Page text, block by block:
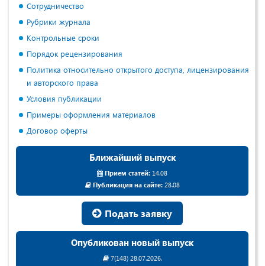
Сотрудничество
Рубрики журнала
Контрольные сроки
Порядок рецензирования
Политика относительно открытого доступа, лицензирования
и авторского права
Условия публикации
Примеры оформления материалов
Договор оферты
Ближайший выпуск
Прием статей: 14.08
Публикация на сайте:28.08
Подать заявку
Опубликован новый выпуск
7(148) 28.07.2026.